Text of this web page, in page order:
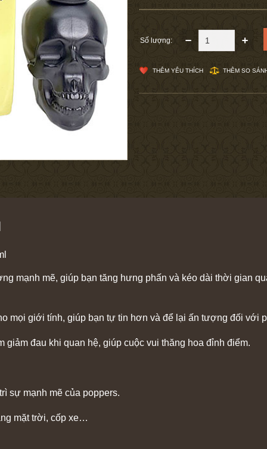
Số lượng:
THÊM YÊU THÍCH THÊM SO
mạnh mẽ, giúp bạn tăng hưng phấn và kéo dài thời gian
mọi giới tính, giúp bạn tự tin hơn và để lại ấn tượng đối với
giảm đau khi quan hệ, giúp cuộc vui thăng hoa đỉnh điểm.
sự mạnh mẽ của poppers.
mặt trời, cốp xe…